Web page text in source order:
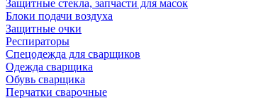
Защитные стекла, запчасти для масок
Блоки подачи воздуха
Защитные очки
Респираторы
Спецодежда для сварщиков
Одежда сварщика
Обувь сварщика
Перчатки сварочные